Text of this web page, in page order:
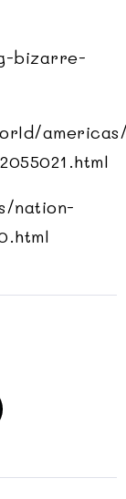
bizarre-
nation-